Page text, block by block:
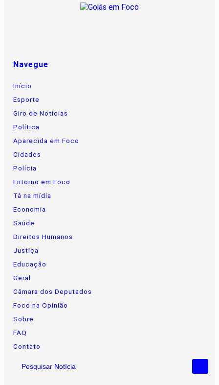
Navegue
Início
Esporte
Giro de Notícias
Política
Aparecida em Foco
Cidades
Polícia
Entorno em Foco
Tá na mídia
Economia
Saúde
Direitos Humanos
Justiça
Educação
Geral
Câmara dos Deputados
Foco na Opinião
Sobre
FAQ
Contato
Pesquisar Notícia